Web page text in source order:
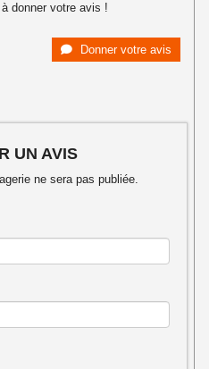
donner votre avis !
Donner votre avis
UN AVIS
ne sera pas publiée.